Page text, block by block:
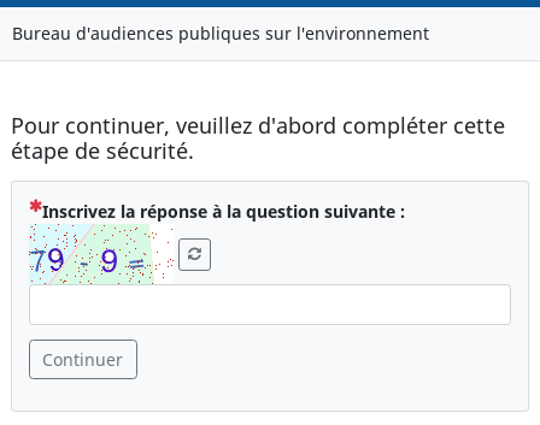
Bureau d'audiences publiques sur l'environnement
Pour continuer, veuillez d'abord compléter cette
étape de sécurité.
Inscrivez la réponse à la question suivante :( Obligatoire )
Continuer